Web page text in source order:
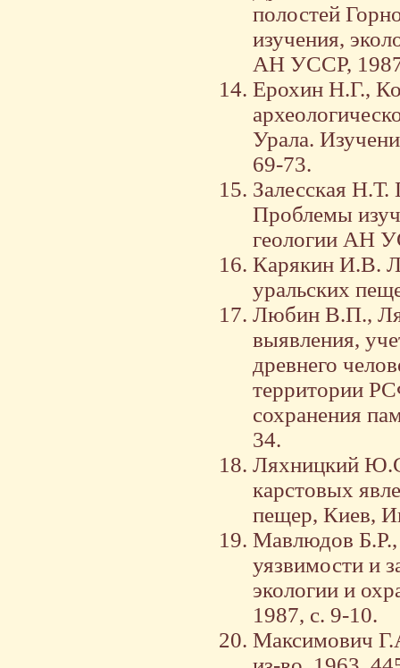
полостей
изучения,
АН УССР,
Ерохин Н.Г.,
Урала.
69-73.
Залесская
Проблемы
геологии АН
Карякин И.В.
уральских
Любин В.П.,
выявления,
древнего
территории
сохранения
34.
Ляхницкий
карстовых
пещер, Киев,
Мавлюдов
уязвимости и
экологии и
1987, с. 9-10.
Максимович